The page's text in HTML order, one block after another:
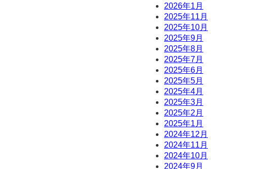
2026年1月
2025年11月
2025年10月
2025年9月
2025年8月
2025年7月
2025年6月
2025年5月
2025年4月
2025年3月
2025年2月
2025年1月
2024年12月
2024年11月
2024年10月
2024年9月